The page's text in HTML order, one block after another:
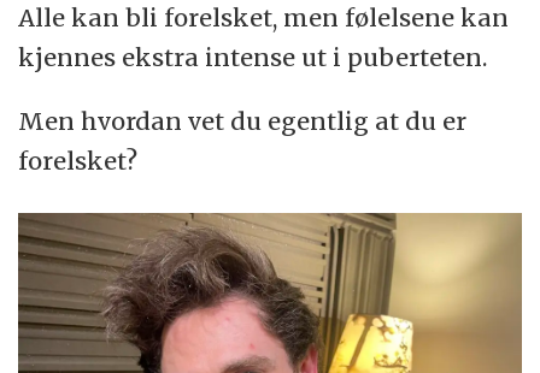
Alle kan bli forelsket, men følelsene kan
kjennes ekstra intense ut i puberteten.
Men hvordan vet du egentlig at du er
forelsket?